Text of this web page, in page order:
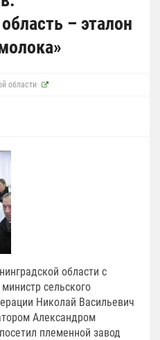
– эталон
области
области с
сельского
Николай Васильевич
Александром
племенной завод